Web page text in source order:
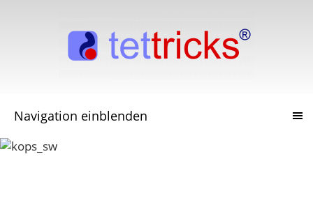
Navigation einblenden